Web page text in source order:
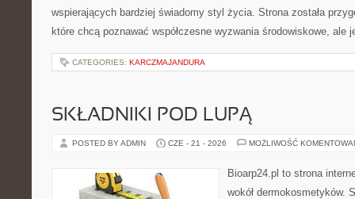
wspierających bardziej świadomy styl życia. Strona została
które chcą poznawać współczesne wyzwania środowiskowe,
CATEGORIES: KARCZMAJANDURA
SKŁADNIKI POD LUPĄ
POSTED BY ADMIN CZE - 21 - 2026 MOŻLIWOŚĆ
Bioarp24.pl to strona
wokół dermokosmetyków.